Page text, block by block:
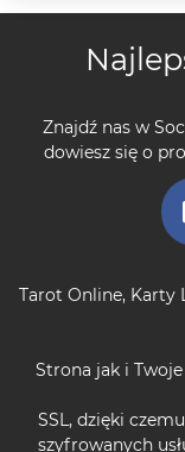
Znajdź nas w
dowiesz się o
Tarot Online, Karty
Strona jak i
SSL, dzięki
szyfrowanych